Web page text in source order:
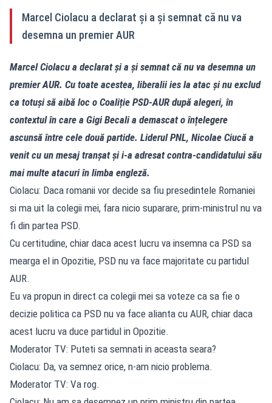
Marcel Ciolacu a declarat și a și semnat că nu va
desemna un premier AUR
Marcel Ciolacu a declarat și a și semnat că nu va desemna un
premier AUR. Cu toate acestea, liberalii ies la atac și nu exclud
ca totuși să aibă loc o Coaliție PSD-AUR după alegeri, în
contextul în care a Gigi Becali a demascat o înțelegere
ascunsă între cele două partide. Liderul PNL, Nicolae Ciucă a
venit cu un mesaj tranșat și i-a adresat contra-candidatului său
mai multe atacuri în limba engleză.
Ciolacu: Daca romanii vor decide sa fiu presedintele Romaniei
si ma uit la colegii mei, fara nicio suparare, prim-ministrul nu va
fi din partea PSD.
Cu certitudine, chiar daca acest lucru va insemna ca PSD sa
mearga el in Opozitie, PSD nu va face majoritate cu partidul
AUR.
Eu va propun in direct ca colegii mei sa voteze ca sa fie o
decizie politica ca PSD nu va face alianta cu AUR, chiar daca
acest lucru va duce partidul in Opozitie.
Moderator TV: Puteti sa semnati in aceasta seara?
Ciolacu: Da, va semnez orice, n-am nicio problema.
Moderator TV: Va rog.